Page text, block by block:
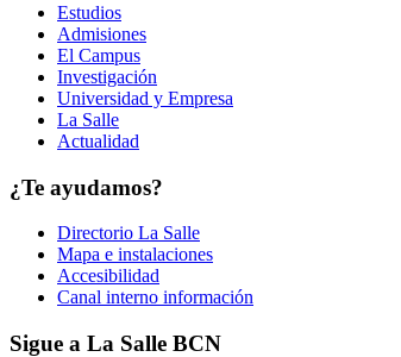
Estudios
Admisiones
El Campus
Investigación
Universidad y Empresa
La Salle
Actualidad
¿Te ayudamos?
Directorio La Salle
Mapa e instalaciones
Accesibilidad
Canal interno información
Sigue a La Salle BCN